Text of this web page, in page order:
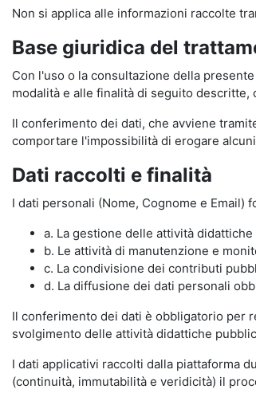
Non si applica alle informazioni raccolte
Base giuridica del
Con l'uso o la consultazione della
modalità e alle finalità di seguito descritte,
Il conferimento dei dati, che avviene
comportare l'impossibilità di erogare
Dati raccolti e finalità
I dati personali (Nome, Cognome e
a. La gestione delle attività
b. Le attività di manutenzione e
c. La condivisione dei contributi
d. La diffusione dei dati personali
Il conferimento dei dati è obbligatorio per
svolgimento delle attività didattiche
I dati applicativi raccolti dalla piattaforma
(continuità, immutabilità e veridicità) il